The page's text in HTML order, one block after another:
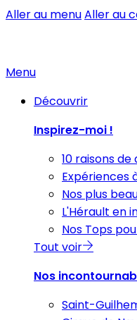
Aller au menuAller au
Menu
Découvrir
Inspirez-moi !
10 raisons
Expériences
Nos plus
L'Hérault en
Nos Tops
Tout voir
Nos
Saint-